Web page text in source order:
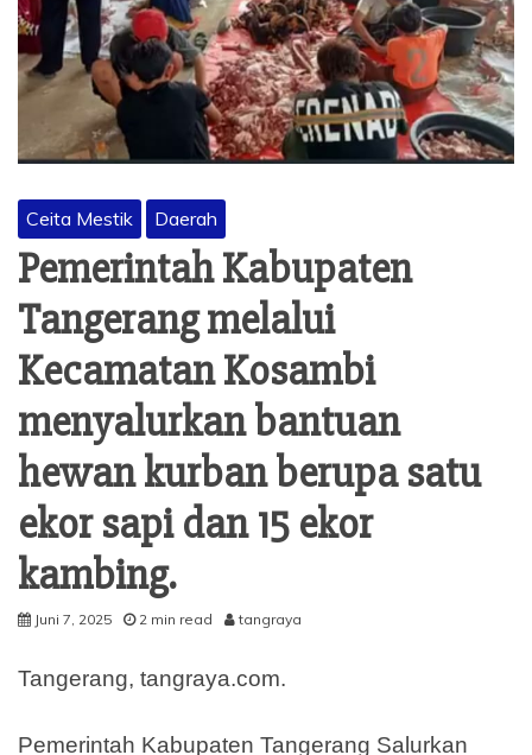
Ceita Mestik Daerah
Pemerintah Kabupaten
Tangerang melalui
Kecamatan Kosambi
menyalurkan bantuan
hewan kurban berupa satu
ekor sapi dan 15 ekor
kambing.
Juni 7, 2025 2 min read tangraya
Tangerang, tangraya.com.
Pemerintah Kabupaten Tangerang Salurkan